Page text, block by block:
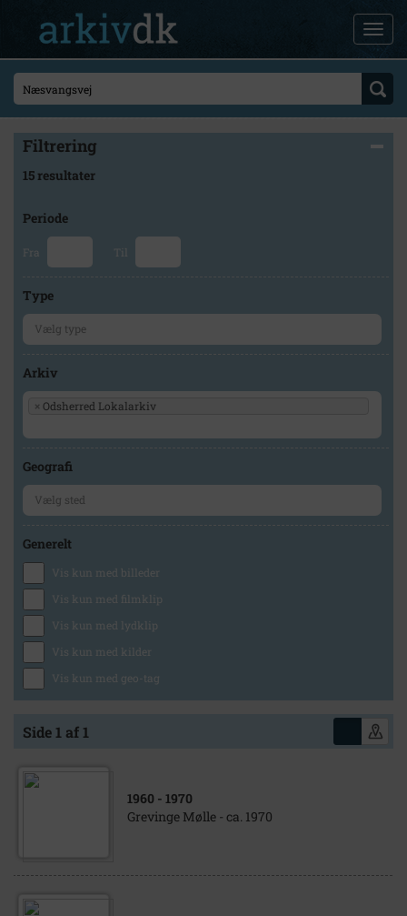
Filtrering
15 resultater
Periode
Fra Til
Type
Arkiv
× Odsherred Lokalarkiv
Geografi
Generelt
Vis kun med billeder
Vis kun med filmklip
Vis kun med lydklip
Vis kun med kilder
Vis kun med geo-tag
Side 1 af 1
1960 - 1970
Grevinge Mølle - ca. 1970